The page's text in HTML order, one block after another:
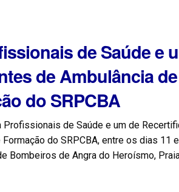
de Saúde e
de Ambulância
do SRPCBA
Profissionais de Saúde e um de
do SRPCBA, entre os dias 11
Bombeiros de Angra do Heroísmo,